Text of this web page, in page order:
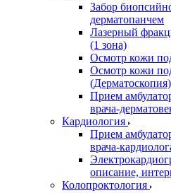
Забор
дерматопанчем
Лазерный
(1 зона)
Осмотр кожи
Осмотр кожи
(Дерматоскопия)
Прием
врача-
Кардиология
Прием
врача-
описание,
Колопроктология